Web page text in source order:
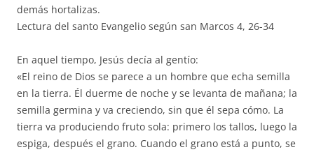
demás hortalizas.
Lectura del santo Evangelio según san Marcos 4, 26-34
En aquel tiempo, Jesús decía al gentío:
«El reino de Dios se parece a un hombre que echa semilla
en la tierra. Él duerme de noche y se levanta de mañana; la
semilla germina y va creciendo, sin que él sepa cómo. La
tierra va produciendo fruto sola: primero los tallos, luego la
espiga, después el grano. Cuando el grano está a punto, se